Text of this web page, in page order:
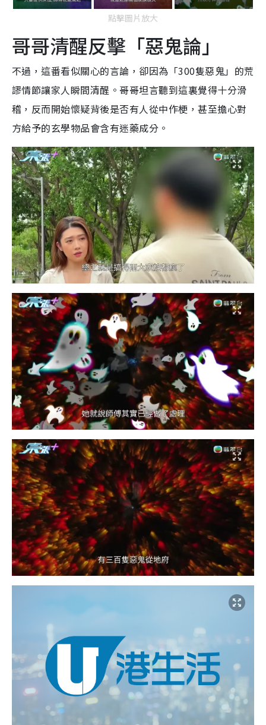
點擊圖片放大
哥哥清醒反擊「惡鬼論」
不過，這番看似關心的言論，卻因為「300隻惡鬼」的荒
謬情節讓家人瞬間清醒。哥哥坦言聽到這裏覺得十分滑
稽，反而開始懷疑背後是否有人從中作梗，甚至擔心對
方給予的玄學物品會含有迷藥成分。